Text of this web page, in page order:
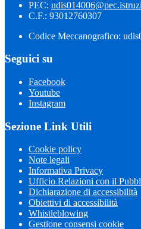
PEC:
C.F.: 93012760307
Codice Meccanografico:
Seguici su
Facebook
Youtube
Instagram
Sezione Link Utili
Cookie policy
Note legali
Informativa Privacy
Ufficio Relazioni con il
Dichiarazione di accessibilità
Obiettivi di accessibilità
Whistleblowing
Gestione consensi cookie